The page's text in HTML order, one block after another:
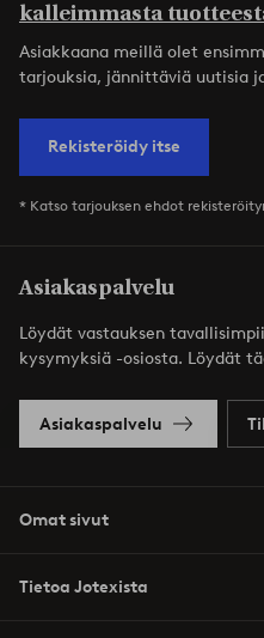
kalleimmasta
Asiakkaana meillä olet
tarjouksia, jännittäviä uutisia
Rekisteröidy itse
* Katso tarjouksen ehdot
Asiakaspalvelu
Löydät vastauksen
kysymyksiä -osiosta. Löydät
Asiakaspalvelu
Omat sivut
Tietoa Jotexista